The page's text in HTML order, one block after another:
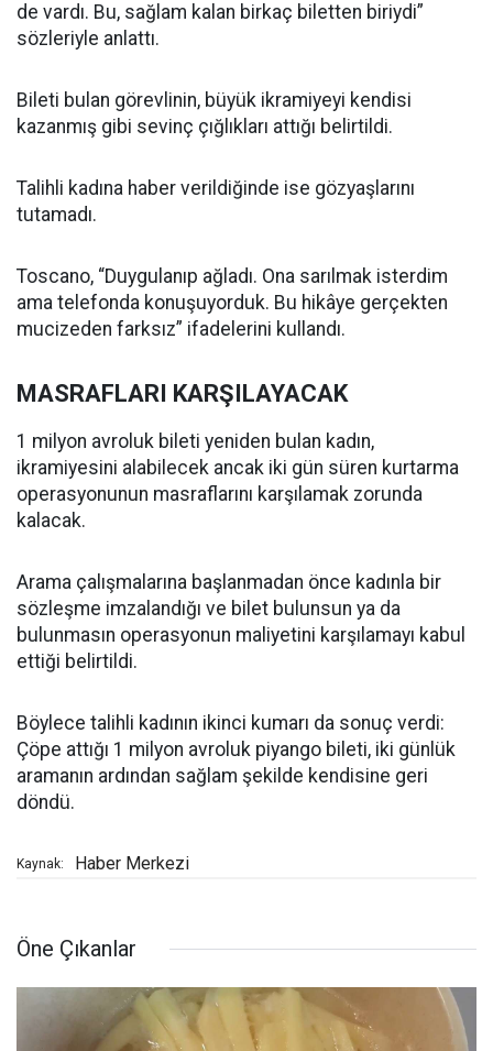
de vardı. Bu, sağlam kalan birkaç biletten biriydi”
sözleriyle anlattı.
Bileti bulan görevlinin, büyük ikramiyeyi kendisi
kazanmış gibi sevinç çığlıkları attığı belirtildi.
Talihli kadına haber verildiğinde ise gözyaşlarını
tutamadı.
Toscano, “Duygulanıp ağladı. Ona sarılmak isterdim
ama telefonda konuşuyorduk. Bu hikâye gerçekten
mucizeden farksız” ifadelerini kullandı.
MASRAFLARI KARŞILAYACAK
1 milyon avroluk bileti yeniden bulan kadın,
ikramiyesini alabilecek ancak iki gün süren kurtarma
operasyonunun masraflarını karşılamak zorunda
kalacak.
Arama çalışmalarına başlanmadan önce kadınla bir
sözleşme imzalandığı ve bilet bulunsun ya da
bulunmasın operasyonun maliyetini karşılamayı kabul
ettiği belirtildi.
Böylece talihli kadının ikinci kumarı da sonuç verdi:
Çöpe attığı 1 milyon avroluk piyango bileti, iki günlük
aramanın ardından sağlam şekilde kendisine geri
döndü.
Kaynak: Haber Merkezi
Öne Çıkanlar